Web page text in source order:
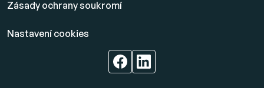
Zásady ochrany soukromí
Nastavení cookies